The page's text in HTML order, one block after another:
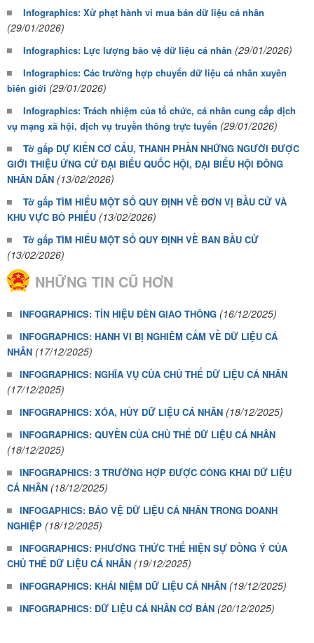
Infographics: Xử phạt hành vi mua bán dữ liệu cá nhân
(29/01/2026)
Infographics: Lực lượng bảo vệ dữ liệu cá nhân (29/01/2026)
Infographics: Các trường hợp chuyển dữ liệu cá nhân xuyên
biên giới (29/01/2026)
Infographics: Trách nhiệm của tổ chức, cá nhân cung cấp dịch
vụ mạng xã hội, dịch vụ truyền thông trực tuyến (29/01/2026)
Tờ gấp DỰ KIẾN CƠ CẤU, THÀNH PHẦN NHỮNG NGƯỜI ĐƯỢC
GIỚI THIỆU ỨNG CỬ ĐẠI BIỂU QUỐC HỘI, ĐẠI BIỂU HỘI ĐỒNG
NHÂN DÂN (13/02/2026)
Tờ gấp TÌM HIỂU MỘT SỐ QUY ĐỊNH VỀ ĐƠN VỊ BẦU CỬ VÀ
KHU VỰC BỎ PHIẾU (13/02/2026)
Tờ gấp TÌM HIỂU MỘT SỐ QUY ĐỊNH VỀ BAN BẦU CỬ
(13/02/2026)
NHỮNG TIN CŨ HƠN
INFOGRAPHICS: TÍN HIỆU ĐÈN GIAO THÔNG (16/12/2025)
INFOGRAPHICS: HÀNH VI BỊ NGHIÊM CẤM VỀ DỮ LIỆU CÁ
NHÂN (17/12/2025)
INFOGRAPHICS: NGHĨA VỤ CỦA CHỦ THỂ DỮ LIỆU CÁ NHÂN
(17/12/2025)
INFOGRAPHICS: XÓA, HỦY DỮ LIỆU CÁ NHÂN (18/12/2025)
INFOGRAPHICS: QUYỀN CỦA CHỦ THỂ DỮ LIỆU CÁ NHÂN
(18/12/2025)
INFOGRAPHICS: 3 TRƯỜNG HỢP ĐƯỢC CÔNG KHAI DỮ LIỆU
CÁ NHÂN (18/12/2025)
INFOGAPHICS: BẢO VỆ DỮ LIỆU CÁ NHÂN TRONG DOANH
NGHIỆP (18/12/2025)
INFOGRAPHICS: PHƯƠNG THỨC THỂ HIỆN SỰ ĐỒNG Ý CỦA
CHỦ THỂ DỮ LIỆU CÁ NHÂN (19/12/2025)
INFOGRAPHICS: KHÁI NIỆM DỮ LIỆU CÁ NHÂN (19/12/2025)
INFOGRAPHICS: DỮ LIỆU CÁ NHÂN CƠ BẢN (20/12/2025)